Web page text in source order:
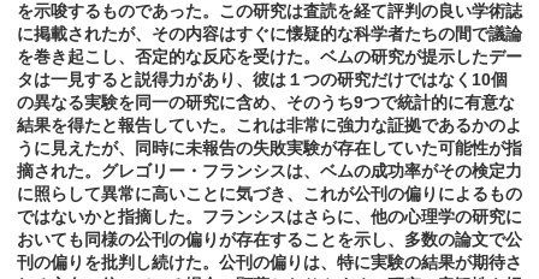
を示唆するものであった。この研究は査読を経て評判の良い学術誌
に掲載されたが、その内容はすぐに懐疑的な科学者たちの間で議論
を巻き起こし、否定的な反応を受けた。ベムの研究が提示したデー
タは一見すると説得力があり、彼は１つの研究だけではなく10個
の異なる実験を同一の研究に含め、そのうち9つで統計的に有意な
結果を得たと報告していた。これは非常に強力な証拠であるかのよ
うに見えたが、同時に未報告の失敗実験が存在していた可能性が指
摘された。グレゴリー・フランシスは、ベムの成功率がその検定力
に照らして異常に高いことに気づき、これが公刊の偏りによるもの
ではないかと指摘した。フランシスはさらに、他の心理学の研究に
おいても同様の公刊の偏りが存在することを示し、多数の論文で公
刊の偏りを批判し続けた。公刊の偏りは、特に実験の結果が期待さ